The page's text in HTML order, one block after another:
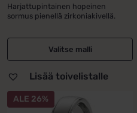
hinta
oli:
99,00 €.
hinta
on:
49,00 €.
Harjattupintainen hopeinen
sormus pienellä zirkoniakivellä.
Valitse malli
Lisää toivelistalle
ALE 26%
Tällä
tuotteella